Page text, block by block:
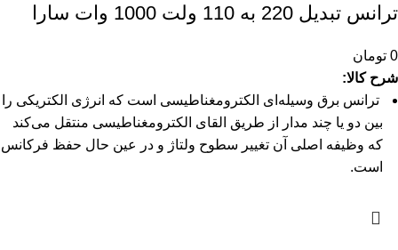
ترانس تبدیل 220 به 110 ولت 1000 وات سارا
0 تومان
شرح کالا:
ترانس برق وسیله‌ای الکترومغناطیسی است که انرژی الکتریکی را
بین دو یا چند مدار از طریق القای الکترومغناطیسی منتقل می‌کند
که وظیفه اصلی آن تغییر سطوح ولتاژ و در عین حال حفظ فرکانس
است.